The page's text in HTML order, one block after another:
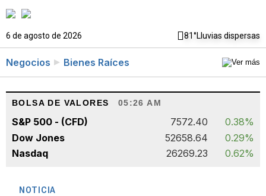
6 de agosto de 2026 81°Lluvias dispersas
Negocios Bienes Raíces
BOLSA DE VALORES 05:26 AM
S&P 500 - (CFD) 7572.40
0.38%
Dow Jones
52658.64
0.29%
Nasdaq
26269.23 0.62%
NOTICIA